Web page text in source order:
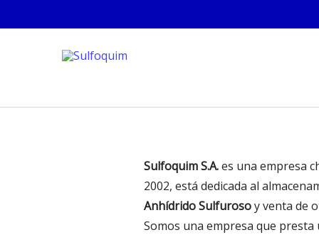
Sulfoquim S.A.es una empresa
2002, está dedicada al
Anhídrido Sulfurosoy venta de
Somos una empresa que presta